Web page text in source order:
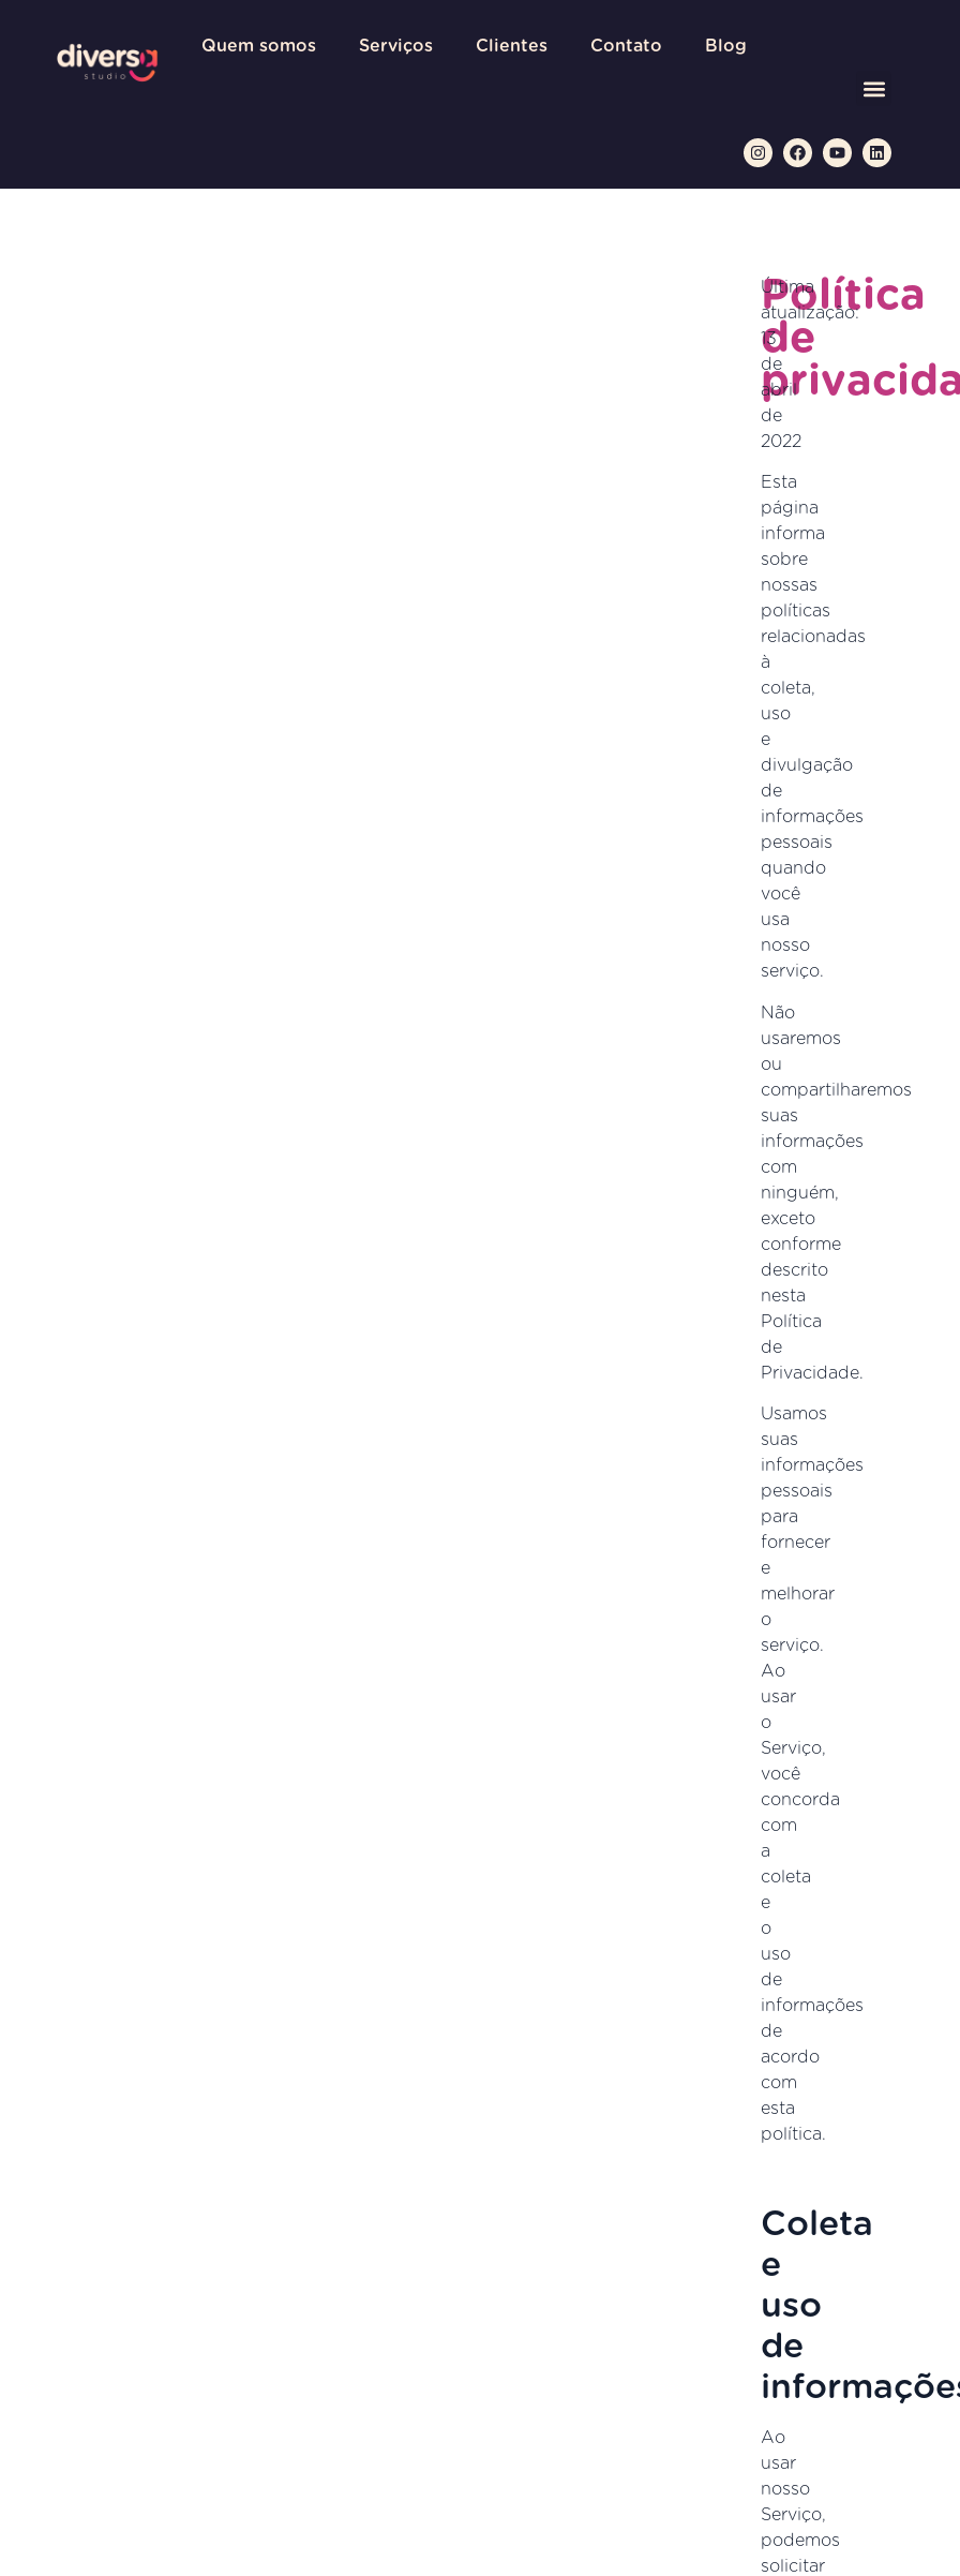
Quem somos Serviços Clientes Contato Blog
Política
de
Última
atualização:
13
de
abril
de
2022
Esta
página
informa
sobre
nossas
políticas
relacionadas
à
coleta,
uso
e
divulgação
de
informações
pessoais
quando
você
usa
nosso
serviço.
Não
usaremos
ou
compartilharemos
suas
informações
com
ninguém,
exceto
conforme
descrito
nesta
Política
de
Privacidade.
Usamos
suas
informações
pessoais
para
fornecer
e
melhorar
o
serviço.
Ao
usar
o
Serviço,
você
concorda
com
a
coleta
e
o
uso
de
informações
de
acordo
com
esta
política.
Coleta
e
uso
de
Ao
usar
nosso
Serviço,
podemos
solicitar